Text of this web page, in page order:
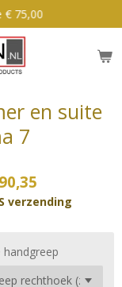
€ 75,00
en suite
7
verzending
handgreep